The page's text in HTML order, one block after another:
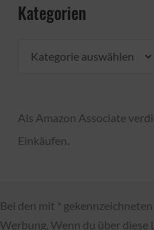
Kategorien
e
g
i
Als Amazon Associate
Einkäufen.
Bei den mit *
Werbung. Wenn du über diese